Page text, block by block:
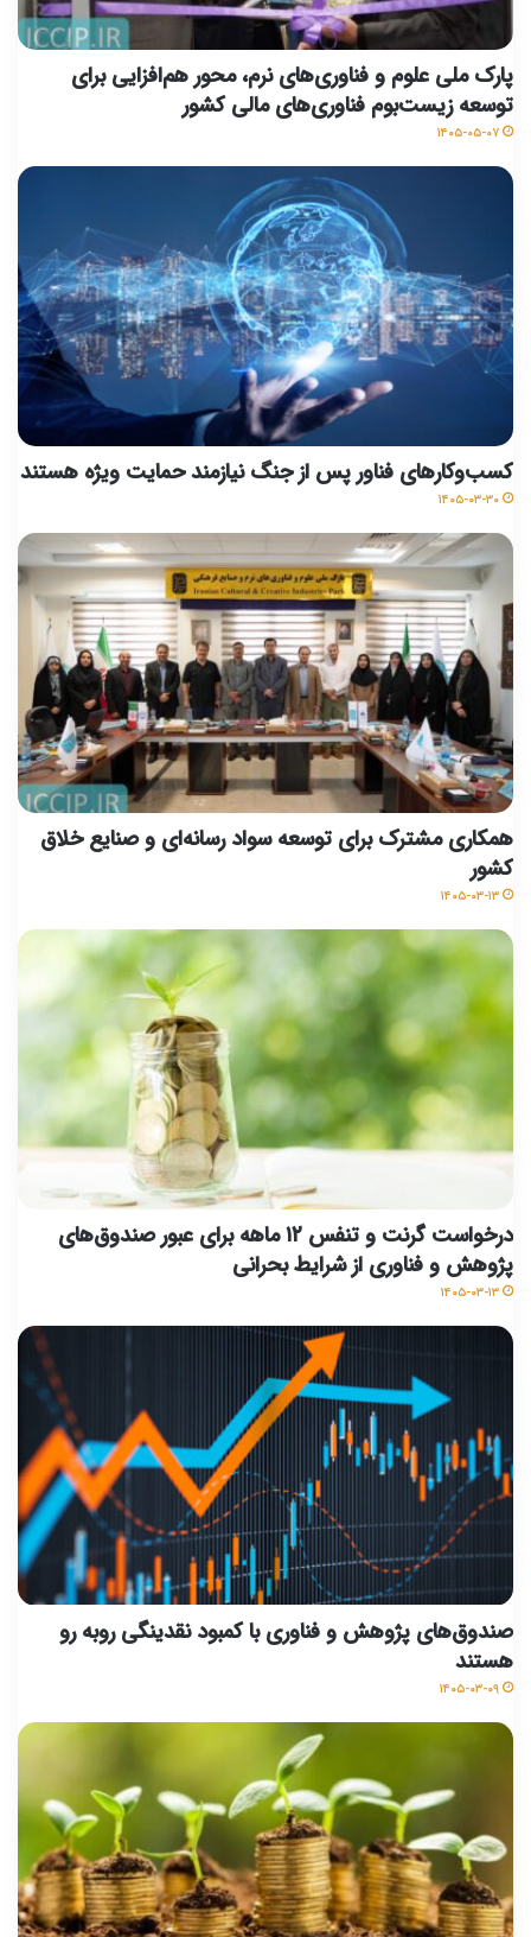
پارک ملی علوم و فناوری‌های نرم، محور هم‌افزایی برای
توسعه زیست‌بوم فناوری‌های مالی کشور
۱۴۰۵-۰۵-۰۷
کسب‌وکارهای فناور پس از جنگ نیازمند حمایت ویژه‌ هستند
۱۴۰۵-۰۳-۳۰
همکاری مشترک برای توسعه سواد رسانه‌ای و صنایع خلاق
کشور
۱۴۰۵-۰۳-۱۳
درخواست گرنت و تنفس ۱۲ ماهه برای عبور صندوق‌های
پژوهش و فناوری از شرایط بحرانی
۱۴۰۵-۰۳-۱۳
صندوق‌های پژوهش و فناوری با کمبود نقدینگی روبه رو
هستند
۱۴۰۵-۰۳-۰۹